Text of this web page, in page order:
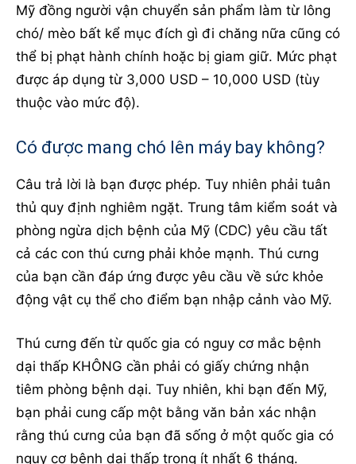
Mỹ đồng người vận chuyển sản phẩm làm từ lông
chó/ mèo bất kể mục đích gì đi chăng nữa cũng có
thể bị phạt hành chính hoặc bị giam giữ. Mức phạt
được áp dụng từ 3,000 USD – 10,000 USD (tùy
thuộc vào mức độ).
Có được mang chó lên máy bay không?
Câu trả lời là bạn được phép. Tuy nhiên phải tuân
thủ quy định nghiêm ngặt. Trung tâm kiểm soát và
phòng ngừa dịch bệnh của Mỹ (CDC) yêu cầu tất
cả các con thú cưng phải khỏe mạnh. Thú cưng
của bạn cần đáp ứng được yêu cầu về sức khỏe
động vật cụ thể cho điểm bạn nhập cảnh vào Mỹ.
Thú cưng đến từ quốc gia có nguy cơ mắc bệnh
dại thấp KHÔNG cần phải có giấy chứng nhận
tiêm phòng bệnh dại. Tuy nhiên, khi bạn đến Mỹ,
bạn phải cung cấp một bằng văn bản xác nhận
rằng thú cưng của bạn đã sống ở một quốc gia có
nguy cơ bệnh dại thấp trong ít nhất 6 tháng.